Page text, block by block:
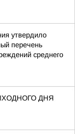
утвердило
перечень
среднего
ДНЯ